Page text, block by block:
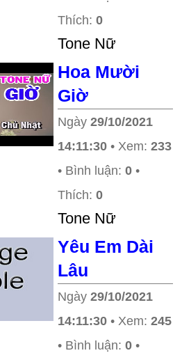
Thích: 0
Tone Nữ
Hoa Mười
Giờ
Ngày 29/10/2021
14:11:30 • Xem: 233
• Bình luận: 0 •
Thích: 0
Tone Nữ
Yêu Em Dài
Lâu
Ngày 29/10/2021
14:11:30 • Xem: 245
• Bình luận: 0 •